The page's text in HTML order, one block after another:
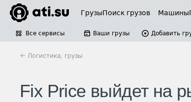
ГрузыПоиск грузов Машины
Все сервисы Ваши грузы Добавить
← Логистика, грузы
Fix Price выйдет на